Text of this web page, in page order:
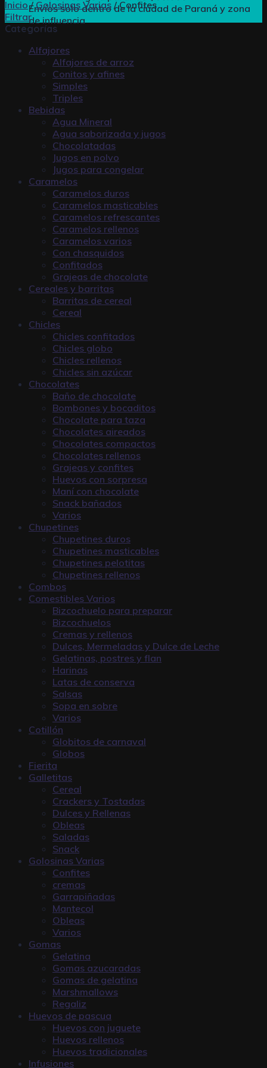
Envíos solo dentro de la ciudad de Paraná y zona
de influencia
Inicio / Golosinas Varias /Confites
Filtrar
Categorías
Alfajores
Alfajores de arroz
Conitos y afines
Simples
Triples
Bebidas
Agua Mineral
Agua saborizada y jugos
Chocolatadas
Jugos en polvo
Jugos para congelar
Caramelos
Caramelos duros
Caramelos masticables
Caramelos refrescantes
Caramelos rellenos
Caramelos varios
Con chasquidos
Confitados
Grajeas de chocolate
Cereales y barritas
Barritas de cereal
Cereal
Chicles
Chicles confitados
Chicles globo
Chicles rellenos
Chicles sin azúcar
Chocolates
Baño de chocolate
Bombones y bocaditos
Chocolate para taza
Chocolates aireados
Chocolates compactos
Chocolates rellenos
Grajeas y confites
Huevos con sorpresa
Maní con chocolate
Snack bañados
Varios
Chupetines
Chupetines duros
Chupetines masticables
Chupetines pelotitas
Chupetines rellenos
Combos
Comestibles Varios
Bizcochuelo para preparar
Bizcochuelos
Cremas y rellenos
Dulces, Mermeladas y Dulce de Leche
Gelatinas, postres y flan
Harinas
Latas de conserva
Salsas
Sopa en sobre
Varios
Cotillón
Globitos de carnaval
Globos
Fierita
Galletitas
Cereal
Crackers y Tostadas
Dulces y Rellenas
Obleas
Saladas
Snack
Golosinas Varias
Confites
cremas
Garrapiñadas
Mantecol
Obleas
Varios
Gomas
Gelatina
Gomas azucaradas
Gomas de gelatina
Marshmallows
Regaliz
Huevos de pascua
Huevos con juguete
Huevos rellenos
Huevos tradicionales
Infusiones